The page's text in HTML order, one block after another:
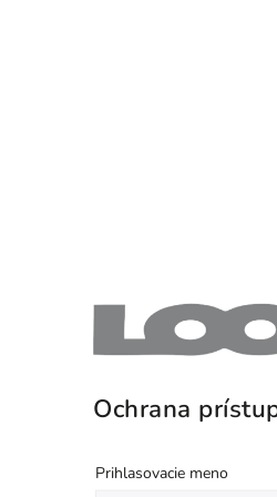
Ochrana
Prihlasovacie meno